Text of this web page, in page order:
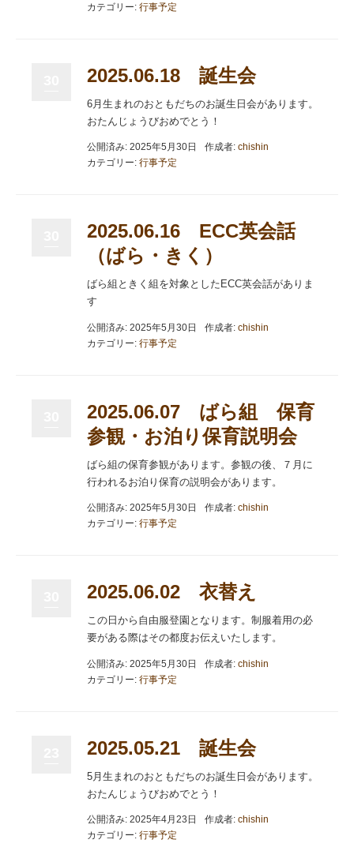
カテゴリー: 行事予定
2025.06.18 誕生会
6月生まれのおともだちのお誕生日会があります。
おたんじょうびおめでとう！
公開済み: 2025年5月30日 作成者: chishin
カテゴリー: 行事予定
2025.06.16 ECC英会話
（ばら・きく）
ばら組ときく組を対象としたECC英会話がありま
す
公開済み: 2025年5月30日 作成者: chishin
カテゴリー: 行事予定
2025.06.07 ばら組 保育
参観・お泊り保育説明会
ばら組の保育参観があります。参観の後、７月に
行われるお泊り保育の説明会があります。
公開済み: 2025年5月30日 作成者: chishin
カテゴリー: 行事予定
2025.06.02 衣替え
この日から自由服登園となります。制服着用の必
要がある際はその都度お伝えいたします。
公開済み: 2025年5月30日 作成者: chishin
カテゴリー: 行事予定
2025.05.21 誕生会
5月生まれのおともだちのお誕生日会があります。
おたんじょうびおめでとう！
公開済み: 2025年4月23日 作成者: chishin
カテゴリー: 行事予定